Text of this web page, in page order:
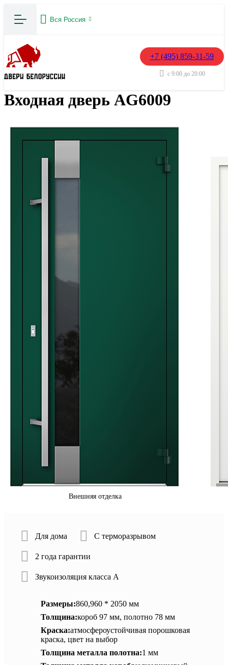
Вся Россия
+7 (495) 859-31-59
с 9:00 до 20:00
Входная дверь AG6009
Внешняя отделка
Для дома С терморазрывом
2 года гарантии
Звукоизоляция класса А
Размеры:860,960 * 2050 мм
Толщина:короб 97 мм, полотно 78 мм
Краска:атмосфероустойчивая порошковая
краска, цвет на выбор
Толщина металла полотна:1 мм